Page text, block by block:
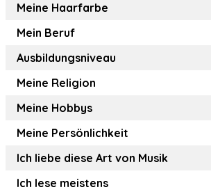
Meine Haarfarbe
Mein Beruf
Ausbildungsniveau
Meine Religion
Meine Hobbys
Meine Persönlichkeit
Ich liebe diese Art von Musik
Ich lese meistens